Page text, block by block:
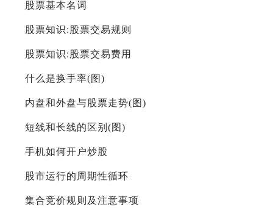
股票基本名词
股票知识:股票交易规则
股票知识:股票交易费用
什么是换手率(图)
内盘和外盘与股票走势(图)
短线和长线的区别(图)
手机如何开户炒股
股市运行的周期性循环
集合竞价规则及注意事项